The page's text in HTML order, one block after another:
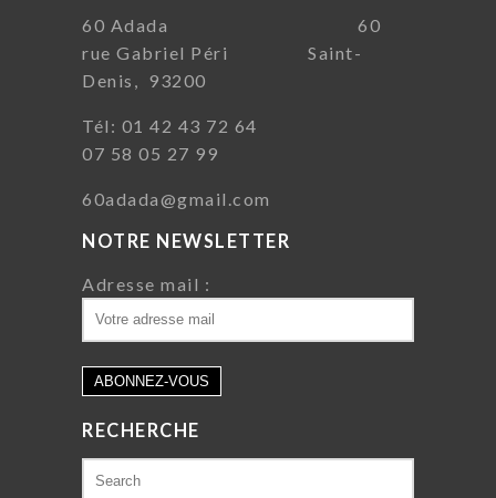
60 Adada 60
rue Gabriel Péri Saint-
Denis, 93200
Tél: 01 42 43 72 64
07 58 05 27 99
60adada@gmail.com
NOTRE NEWSLETTER
Adresse mail :
RECHERCHE
for: